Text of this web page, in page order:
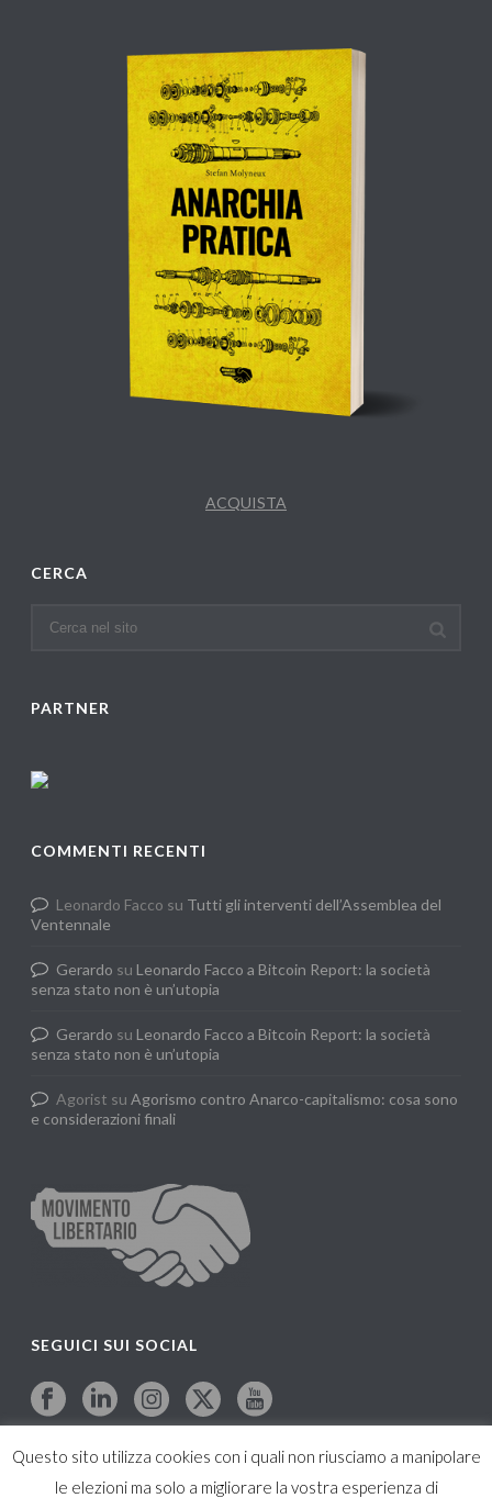
ACQUISTA
CERCA
PARTNER
COMMENTI RECENTI
Leonardo Facco su Tutti gli interventi dell’Assemblea del
Ventennale
Gerardo su Leonardo Facco a Bitcoin Report: la società
senza stato non è un’utopia
Gerardo su Leonardo Facco a Bitcoin Report: la società
senza stato non è un’utopia
Agorist suAgorismo contro Anarco-capitalismo: cosa sono
e considerazioni finali
SEGUICI SUI SOCIAL
Questo sito utilizza cookies con i quali non riusciamo a manipolare
le elezioni ma solo a migliorare la vostra esperienza di